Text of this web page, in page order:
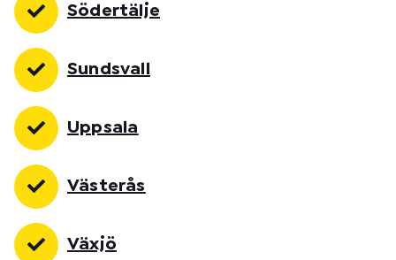
Södertälje
Sundsvall
Uppsala
Västerås
Växjö